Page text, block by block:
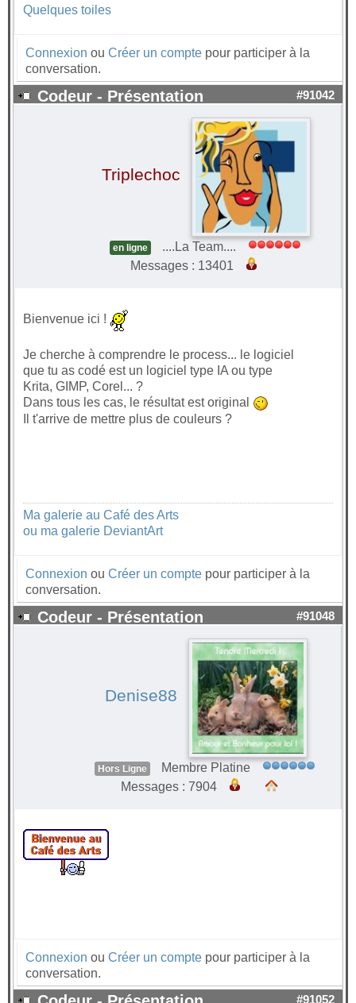
Quelques toiles
Connexion ou Créer un compte pour participer à la
conversation.
Codeur - Présentation #91042
Triplechoc
en ligne
....La Team....
Messages : 13401
Bienvenue ici !
Je cherche à comprendre le process... le logiciel
que tu as codé est un logiciel type IA ou type
Krita, GIMP, Corel... ?
Dans tous les cas, le résultat est original
Il t'arrive de mettre plus de couleurs ?
Ma galerie au Café des Arts
ou ma galerie DeviantArt
Connexion ou Créer un compte pour participer à la
conversation.
Codeur - Présentation #91048
Denise88
Hors Ligne
Membre Platine
Messages : 7904
Connexion ou Créer un compte pour participer à la
conversation.
#91052